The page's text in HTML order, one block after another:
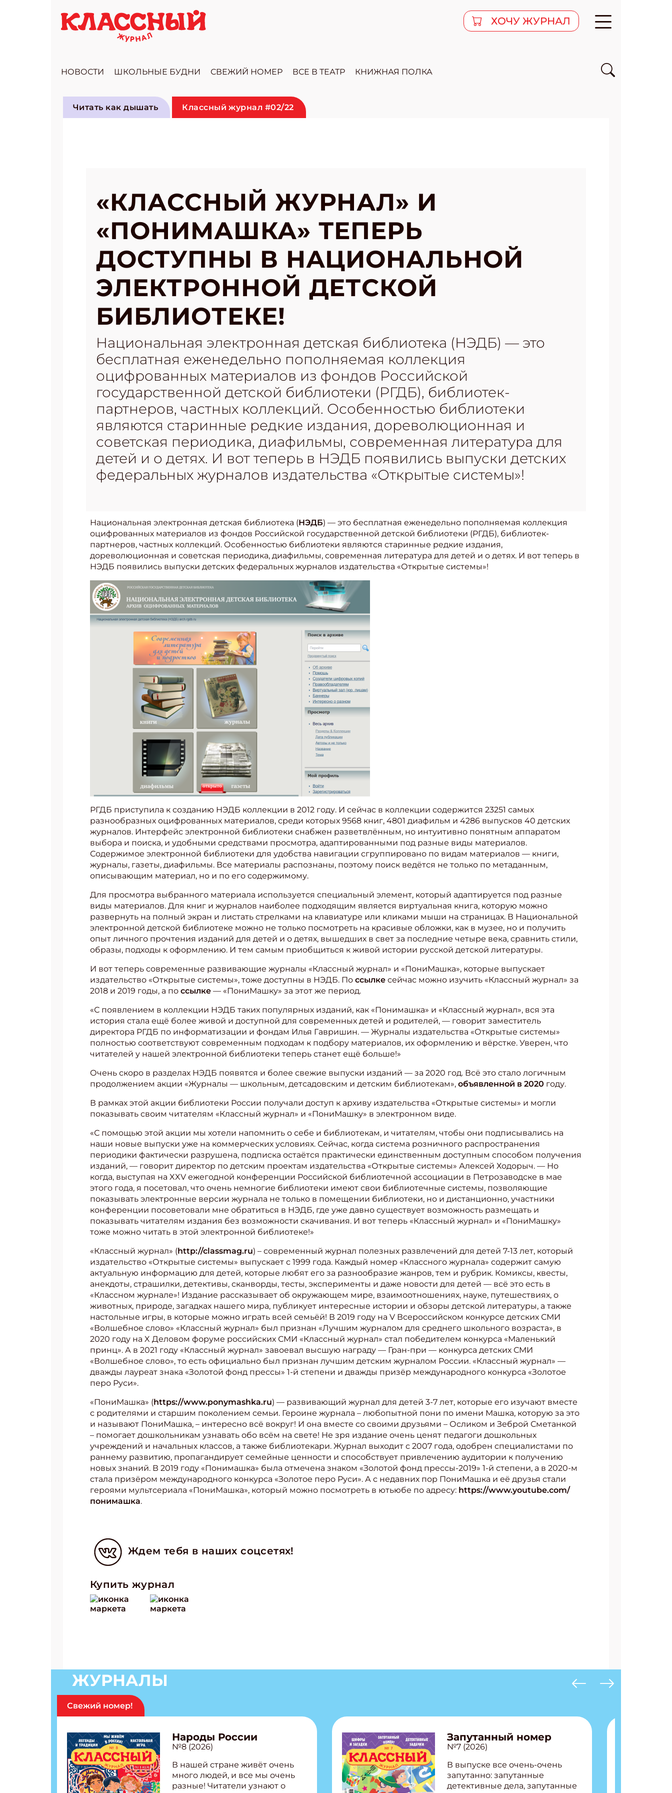
ХОЧУ ЖУРНАЛ
НОВОСТИ ШКОЛЬНЫЕ БУДНИ СВЕЖИЙ НОМЕР ВСЕ В ТЕАТР КНИЖНАЯ ПОЛКА
Читать как дышать Классный журнал #02/22
«КЛАССНЫЙ ЖУРНАЛ» И
«ПОНИМАШКА» ТЕПЕРЬ
ДОСТУПНЫ В НАЦИОНАЛЬНОЙ
ЭЛЕКТРОННОЙ ДЕТСКОЙ
БИБЛИОТЕКЕ!
Национальная электронная детская библиотека (НЭДБ) — это
бесплатная еженедельно пополняемая коллекция
оцифрованных материалов из фондов Российской
государственной детской библиотеки (РГДБ), библиотек-
партнеров, частных коллекций. Особенностью библиотеки
являются старинные редкие издания, дореволюционная и
советская периодика, диафильмы, современная литература для
детей и о детях. И вот теперь в НЭДБ появились выпуски детских
федеральных журналов издательства «Открытые системы»!
Национальная электронная детская библиотека (НЭДБ) — это бесплатная еженедельно пополняемая коллекция
оцифрованных материалов из фондов Российской государственной детской библиотеки (РГДБ), библиотек-
партнеров, частных коллекций. Особенностью библиотеки являются старинные редкие издания,
дореволюционная и советская периодика, диафильмы, современная литература для детей и о детях. И вот теперь в
НЭДБ появились выпуски детских федеральных журналов издательства «Открытые системы»!
РГДБ приступила к созданию НЭДБ коллекции в 2012 году. И сейчас в коллекции содержится 23251 самых
разнообразных оцифрованных материалов, среди которых 9568 книг, 4801 диафильм и 4286 выпусков 40 детских
журналов. Интерфейс электронной библиотеки снабжен разветвлённым, но интуитивно понятным аппаратом
выбора и поиска, и удобными средствами просмотра, адаптированными под разные виды материалов.
Содержимое электронной библиотеки для удобства навигации сгруппировано по видам материалов — книги,
журналы, газеты, диафильмы. Все материалы распознаны, поэтому поиск ведётся не только по метаданным,
описывающим материал, но и по его содержимому.
Для просмотра выбранного материала используется специальный элемент, который адаптируется под разные
виды материалов. Для книг и журналов наиболее подходящим является виртуальная книга, которую можно
развернуть на полный экран и листать стрелками на клавиатуре или кликами мыши на страницах. В Национальной
электронной детской библиотеке можно не только посмотреть на красивые обложки, как в музее, но и получить
опыт личного прочтения изданий для детей и о детях, вышедших в свет за последние четыре века, сравнить стили,
образы, подходы к оформлению. И тем самым приобщиться к живой истории русской детской литературы.
И вот теперь современные развивающие журналы «Классный журнал» и «ПониМашка», которые выпускает
издательство «Открытые системы», тоже доступны в НЭДБ. По ссылке сейчас можно изучить «Классный журнал» за
2018 и 2019 годы, а по ссылке — «ПониМашку» за этот же период.
«С появлением в коллекции НЭДБ таких популярных изданий, как «Понимашка» и «Классный журнал», вся эта
история стала ещё более живой и доступной для современных детей и родителей, — говорит заместитель
директора РГДБ по информатизации и фондам Илья Гавришин. — Журналы издательства «Открытые системы»
полностью соответствуют современным подходам к подбору материалов, их оформлению и вёрстке. Уверен, что
читателей у нашей электронной библиотеки теперь станет ещё больше!»
Очень скоро в разделах НЭДБ появятся и более свежие выпуски изданий — за 2020 год. Всё это стало логичным
продолжением акции «Журналы — школьным, детсадовским и детским библиотекам», объявленной в 2020 году.
В рамках этой акции библиотеки России получали доступ к архиву издательства «Открытые системы» и могли
показывать своим читателям «Классный журнал» и «ПониМашку» в электронном виде.
«С помощью этой акции мы хотели напомнить о себе и библиотекам, и читателям, чтобы они подписывались на
наши новые выпуски уже на коммерческих условиях. Сейчас, когда система розничного распространения
периодики фактически разрушена, подписка остаётся практически единственным доступным способом получения
изданий, — говорит директор по детским проектам издательства «Открытые системы» Алексей Ходорыч. — Но
когда, выступая на XXV ежегодной конференции Российской библиотечной ассоциации в Петрозаводске в мае
этого года, я посетовал, что очень немногие библиотеки имеют свои библиотечные системы, позволяющие
показывать электронные версии журнала не только в помещении библиотеки, но и дистанционно, участники
конференции посоветовали мне обратиться в НЭДБ, где уже давно существует возможность размещать и
показывать читателям издания без возможности скачивания. И вот теперь «Классный журнал» и «ПониМашку»
тоже можно читать в этой электронной библиотеке!»
«Классный журнал» (http://classmag.ru) – современный журнал полезных развлечений для детей 7-13 лет, который
издательство «Открытые системы» выпускает с 1999 года. Каждый номер «Классного журнала» содержит самую
актуальную информацию для детей, которые любят его за разнообразие жанров, тем и рубрик. Комиксы, квесты,
анекдоты, страшилки, детективы, сканворды, тесты, эксперименты и даже новости для детей — всё это есть в
«Классном журнале»! Издание рассказывает об окружающем мире, взаимоотношениях, науке, путешествиях, о
животных, природе, загадках нашего мира, публикует интересные истории и обзоры детской литературы, а также
настольные игры, в которые можно играть всей семьёй! В 2019 году на V Всероссийском конкурсе детских СМИ
«Волшебное слово» «Классный журнал» был признан «Лучшим журналом для среднего школьного возраста», в
2020 году на X Деловом форуме российских СМИ «Классный журнал» стал победителем конкурса «Маленький
принц». А в 2021 году «Классный журнал» завоевал высшую награду — Гран-при — конкурса детских СМИ
«Волшебное слово», то есть официально был признан лучшим детским журналом России. «Классный журнал» —
дважды лауреат знака «Золотой фонд прессы» 1-й степени и дважды призёр международного конкурса «Золотое
перо Руси».
«ПониМашка» (https://www.ponymashka.ru) — развивающий журнал для детей 3-7 лет, которые его изучают вместе
с родителями и старшим поколением семьи. Героине журнала – любопытной пони по имени Машка, которую за это
и называют ПониМашка, – интересно всё вокруг! И она вместе со своими друзьями – Осликом и Зеброй Сметанкой
– помогает дошкольникам узнавать обо всём на свете! Не зря издание очень ценят педагоги дошкольных
учреждений и начальных классов, а также библиотекари. Журнал выходит с 2007 года, одобрен специалистами по
раннему развитию, пропагандирует семейные ценности и способствует привлечению аудитории к получению
новых знаний. В 2019 году «Понимашка» была отмечена знаком «Золотой фонд прессы-2019» 1-й степени, а в 2020-м
стала призёром международного конкурса «Золотое перо Руси». А с недавних пор ПониМашка и её друзья стали
героями мультсериала «ПониМашка», который можно посмотреть в ютьюбе по адресу: https://www.youtube.com/
понимашка.
Ждем тебя в наших соцсетях!
Купить журнал
ЖУРНАЛЫ
Свежий номер!
Народы России
№8 (2026)
В нашей стране живёт очень
много людей, и все мы очень
разные! Читатели узнают о
Запутанный номер
№7 (2026)
В выпуске все очень-очень
запутанно: запутанные
детективные дела, запутанные